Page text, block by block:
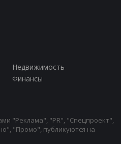
Недвижимость
Финансы
"Реклама", "PR", "Спецпроект",
"Промо", публикуются на